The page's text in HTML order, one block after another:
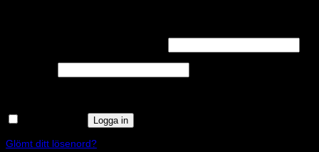
Logga in
Glömt ditt lösenord?